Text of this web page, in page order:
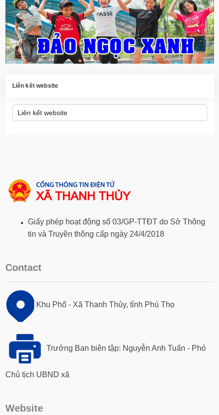
Liên kết website
Giấy phép hoạt động số 03/GP-TTĐT do Sở Thông
tin và Truyền thông cấp ngày 24/4/2018
Contact
Khu Phố - Xã Thanh Thủy, tỉnh Phú Thọ
Trưởng Ban biên tập: Nguyễn Anh Tuấn - Phó
Chủ tịch UBND xã
Website